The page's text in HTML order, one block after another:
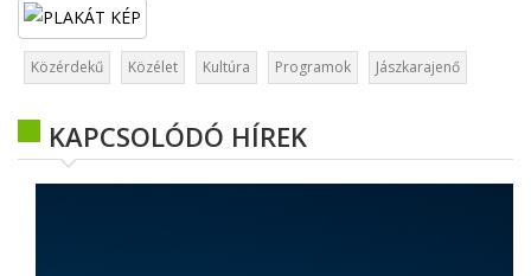
Közérdekű Közélet Kultúra Programok Jászkarajenő
KAPCSOLÓDÓ HÍREK